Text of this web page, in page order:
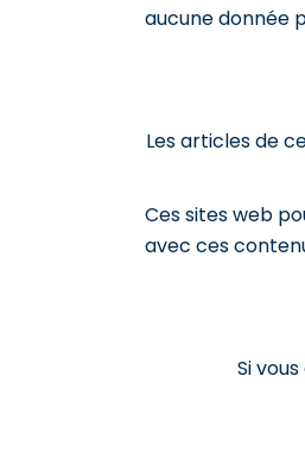
aucune donnée
Les articles de
Ces sites web
avec ces
Si